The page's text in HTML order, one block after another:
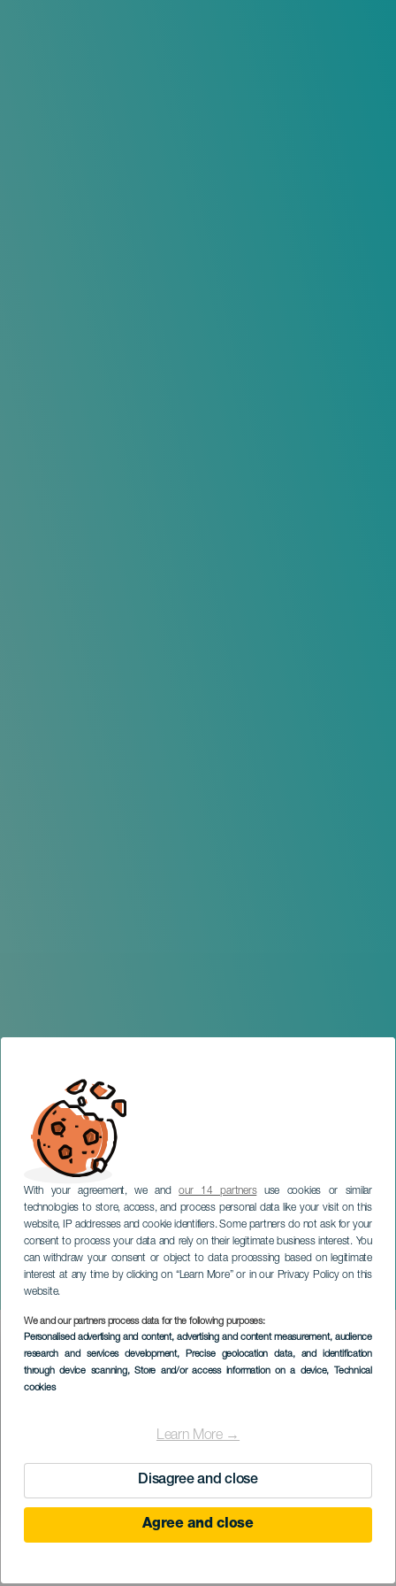
With your agreement, we andour 14 partnersuse cookies or similar
technologies to store, access, and process personal data like your visit on this
website, IP addresses and cookie identifiers. Some partners do not ask for your
consent to process your data and rely on their legitimate business interest. You
can withdraw your consent or object to data processing based on legitimate
interest at any time by clicking on “Learn More” or in our Privacy Policy on this
website.
We and our partners process data for the following purposes:
Personalised advertising and content, advertising and content measurement, audience
research and services development, Precise geolocation data, and identification
through device scanning, Store and/or access information on a device, Technical
cookies
Learn More →
Disagree and close
Agree and close
Kdysi dávno v 80. letech
TENERIFE
Imagen
Listado